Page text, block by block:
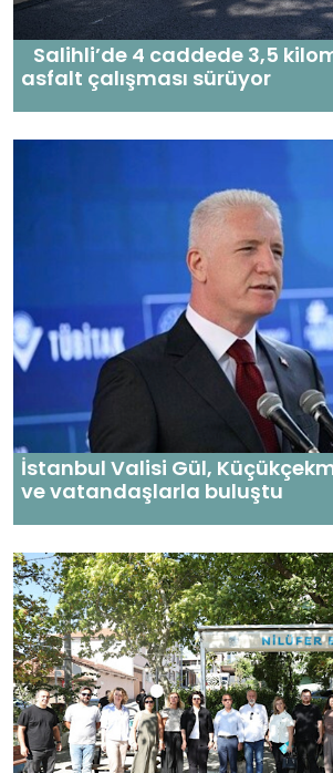
Salihli’de 4 caddede 3,5
asfalt çalışması sürüyor
İstanbul Valisi Gül,
ve vatandaşlarla buluştu